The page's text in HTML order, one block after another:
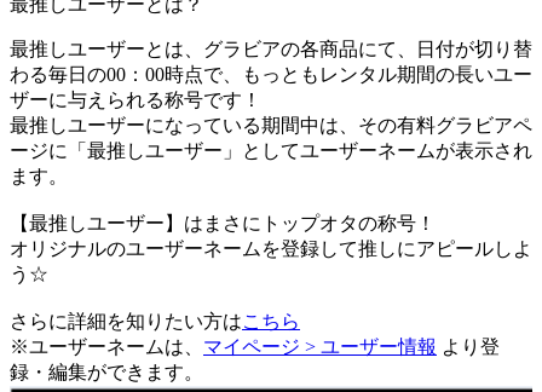
最推しユーザーとは、グラビアの各商品にて、日付が切り替
わる毎日の00：00時点で、
もっともレンタル期間の長いユー
ザーに与えられる称号です！
最推しユーザーになっている期間中は、 その有料グラビアペ
ージに「最推しユーザー」としてユーザーネームが表示され
ます。
【最推しユーザー】はまさにトップオタの称号！
オリジナルのユーザーネームを登録して推しにアピールしよ
う☆
さらに詳細を知りたい方はこちら
※ユーザーネームは、 マイページ > ユーザー情報 より登
録・編集ができます。